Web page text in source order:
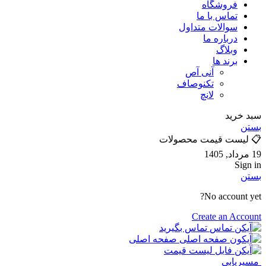
فروشگاه
تماس با ما
سوالات متداول
درباره ما
وبلاگ
برند ها
آنی آص
تکنوصاف
لانچ
سبد خرید
بستن
📋 لیست قیمت محصولات
19 مرداد, 1405
Sign in
بستن
No account yet?
Create an Account
تماس بگیرید
صفحه اصلی
لیست قیمت
مسیریابی